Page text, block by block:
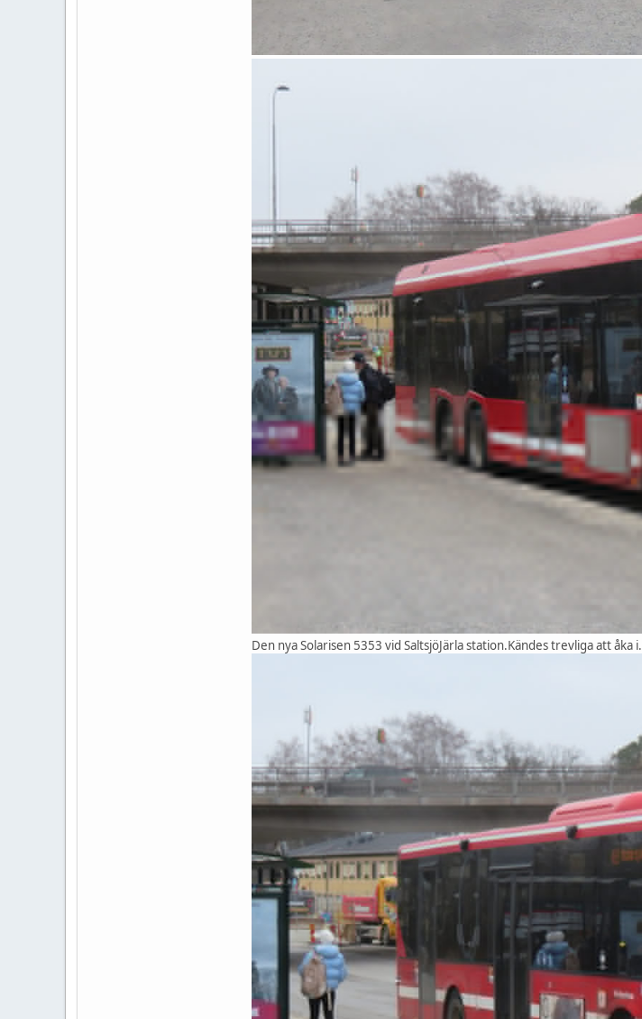
Den nya Solarisen 5353 vid SaltsjöJärla station.Kändes trevliga att åka i.